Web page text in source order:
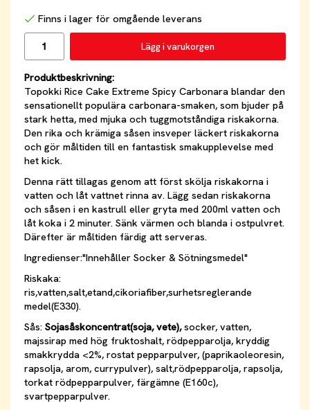
Finns i lager för omgående leverans
Lägg i varukorgen
Produktbeskrivning:
Topokki Rice Cake Extreme Spicy Carbonara blandar den
sensationellt populära carbonara-smaken, som bjuder på
stark hetta, med mjuka och tuggmotståndiga riskakorna.
Den rika och krämiga såsen insveper läckert riskakorna
och gör måltiden till en fantastisk smakupplevelse med
het kick.
Denna rätt tillagas genom att först skölja riskakorna i
vatten och låt vattnet rinna av. Lägg sedan riskakorna
och såsen i en kastrull eller gryta med 200ml vatten och
låt koka i 2 minuter. Sänk värmen och blanda i ostpulvret.
Därefter är måltiden färdig att serveras.
Ingredienser:"Innehåller Socker & Sötningsmedel"
Riskaka:
ris,vatten,salt,etand,cikoriafiber,surhetsreglerande
medel(E330).
Sås: Sojasåskoncentrat(soja, vete),socker, vatten,
majssirap med hög fruktoshalt, rödpepparolja, kryddig
smakkrydda <2%, rostat pepparpulver, (paprikaoleoresin,
rapsolja, arom, currypulver), salt,rödpepparolja, rapsolja,
torkat rödpepparpulver, färgämne (E160c),
svartpepparpulver.